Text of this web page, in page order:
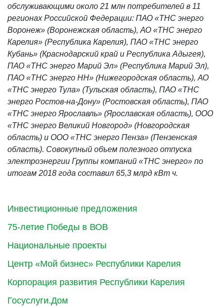
Инвестиционные предложения
75-летие Победы в ВОВ
Национальные проекты
Центр «Мой бизнес» Республики Карелия
Корпорация развития Республики Карелия
Госуслуги.Дом
обслуживающими около 21 млн потребителей в 11
регионах Российской Федерации: ПАО «ТНС энерго
Воронеж» (Воронежская область), АО «ТНС энерго
Карелия» (Республика Карелия), ПАО «ТНС энерго
Кубань» (Краснодарский край и Республика Адыгея),
ПАО «ТНС энерго Марий Эл» (Республика Марий Эл),
ПАО «ТНС энерго НН» (Нижегородская область), АО
«ТНС энерго Тула» (Тульская область), ПАО «ТНС
энерго Ростов-на-Дону» (Ростовская область), ПАО
«ТНС энерго Ярославль» (Ярославская область), ООО
«ТНС энерго Великий Новгород» (Новгородская
область) и ООО «ТНС энерго Пенза» (Пензенская
область). Совокупный объем полезного отпуска
электроэнергии Группы компаний «ТНС энерго» по
итогам 2018 года составил 65,3 млрд кВт ч.